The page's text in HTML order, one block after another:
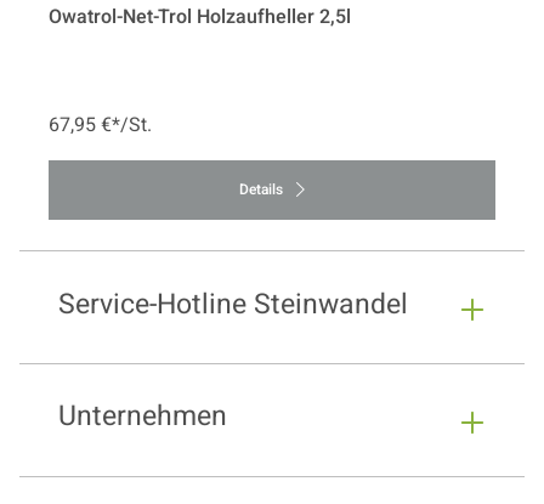
Owatrol-Net-Trol Holzaufheller 2,5l
67,95 €*/St.
Details
Service-Hotline Steinwandel
Unternehmen